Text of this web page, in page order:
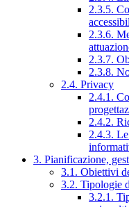
2.3.5.
2.3.6.
2.3.7.
2.3.8.
2.4. Privacy
2.4.1.
2.4.2.
2.4.3.
3. Pianificazione,
3.1. Obiettivi
3.2. Tipologie
3.2.1.